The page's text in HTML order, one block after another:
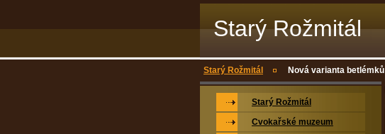
Starý Rožmitál
Starý Rožmitál Nová varianta betlémků
Starý Rožmitál
Cvokařské muzeum